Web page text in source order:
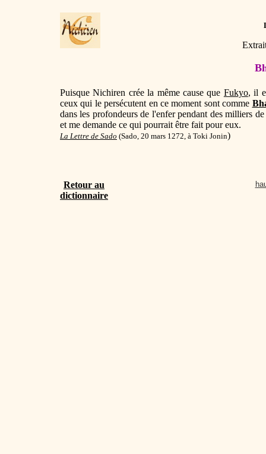
Puisque Nichiren crée la même cause que Fukyo, il
ceux qui le persécutent en ce moment sont comme
dans les profondeurs de l'enfer pendant des milliers de
et me demande ce qui pourrait être fait pour eux.
La Lettre de Sado (Sado, 20 mars 1272, à Toki Jonin)
Retour au
dictionnaire